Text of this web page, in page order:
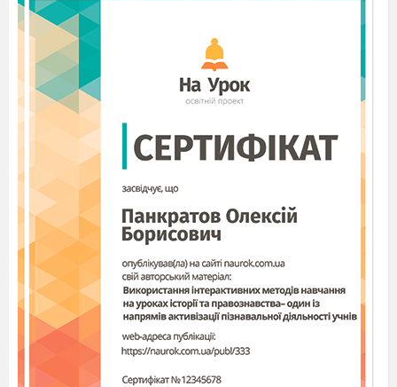
Варіант 3
2. У класі 30 учнів, з них4становлять дівчата.
Скільки дівчат навчається у цьому класі?
3. Купили 8 червоних кульок, що становить4
усіх куплених кульок. Скільки усього кульок
було куплено?